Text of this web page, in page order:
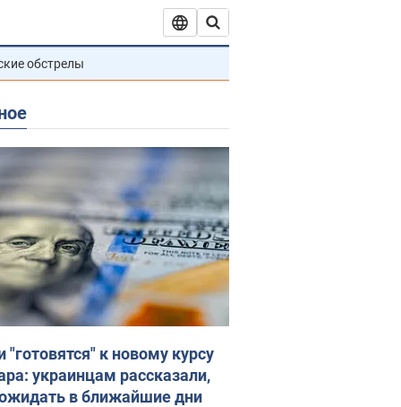
обстрелы
"готовятся" к новому курсу
украинцам рассказали,
в ближайшие дни